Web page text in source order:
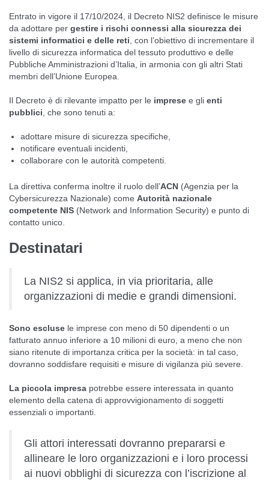
Entrato in vigore il 17/10/2024, il Decreto NIS2 definisce le misure
da adottare per gestire i rischi connessi alla sicurezza dei
sistemi informatici e delle reti, con l’obiettivo di incrementare il
livello di sicurezza informatica del tessuto produttivo e delle
Pubbliche Amministrazioni d’Italia, in armonia con gli altri Stati
membri dell’Unione Europea.
Il Decreto è di rilevante impatto per le imprese e gli enti
pubblici, che sono tenuti a:
adottare misure di sicurezza specifiche,
notificare eventuali incidenti,
collaborare con le autorità competenti.
La direttiva conferma inoltre il ruolo dell’ACN (Agenzia per la
Cybersicurezza Nazionale) come Autorità nazionale
competente NIS (Network and Information Security) e punto di
contatto unico.
Destinatari
La NIS2 si applica, in via prioritaria, alle
organizzazioni di medie e grandi dimensioni.
Sono escluse le imprese con meno di 50 dipendenti o un
fatturato annuo inferiore a 10 milioni di euro, a meno che non
siano ritenute di importanza critica per la società: in tal caso,
dovranno soddisfare requisiti e misure di vigilanza più severe.
La piccola impresa potrebbe essere interessata in quanto
elemento della catena di approvvigionamento di soggetti
essenziali o importanti.
Gli attori interessati dovranno prepararsi e
allineare le loro organizzazioni e i loro processi
ai nuovi obblighi di sicurezza con l’iscrizione al